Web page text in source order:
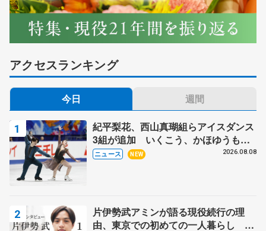
アクセスランキング
今日 週間
紀平梨花、西山真瑚組らアイスダンス
3組が追加 いくこう、かほゆうも、
木下グループ杯
ニュース NEW 2026.08.08
片伊勢武アミンが語る現役続行の理
由、東京での初めての一人暮らし 注